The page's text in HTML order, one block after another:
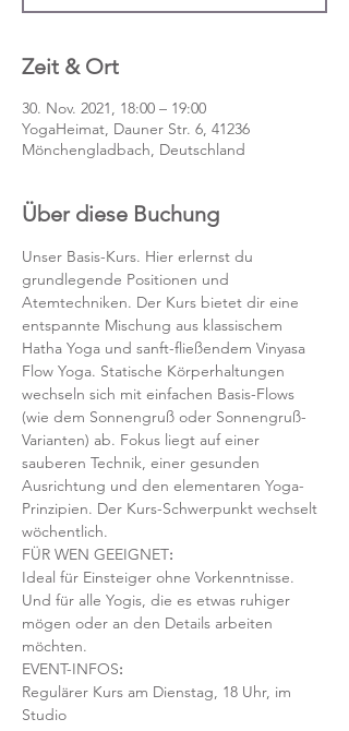
Zeit & Ort
30. Nov. 2021, 18:00 – 19:00
YogaHeimat, Dauner Str. 6, 41236
Mönchengladbach, Deutschland
Über diese Buchung
Unser Basis-Kurs. Hier erlernst du
grundlegende Positionen und
Atemtechniken. Der Kurs bietet dir eine
entspannte Mischung aus klassischem
Hatha Yoga und sanft-fließendem Vinyasa
Flow Yoga. Statische Körperhaltungen
wechseln sich mit einfachen Basis-Flows
(wie dem Sonnengruß oder Sonnengruß-
Varianten) ab. Fokus liegt auf einer
sauberen Technik, einer gesunden
Ausrichtung und den elementaren Yoga-
Prinzipien. Der Kurs-Schwerpunkt wechselt
wöchentlich.
FÜR WEN GEEIGNET:
Ideal für Einsteiger ohne Vorkenntnisse.
Und für alle Yogis, die es etwas ruhiger
mögen oder an den Details arbeiten
möchten.
EVENT-INFOS:
Regulärer Kurs am Dienstag, 18 Uhr, im
Studio